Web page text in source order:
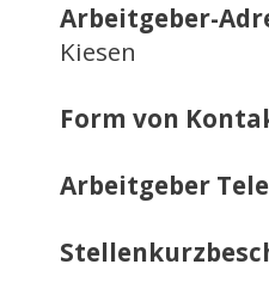
Arbeitgeber-
Kiesen
Form von
Arbeitgeber